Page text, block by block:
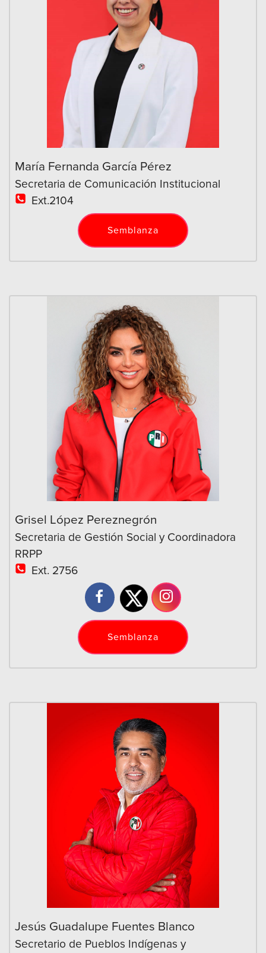
María Fernanda García Pérez
Secretaria de Comunicación Institucional
Ext.2104
Semblanza
Grisel López Pereznegrón
Secretaria de Gestión Social y Coordinadora
RRPP
Ext. 2756
Semblanza
Jesús Guadalupe Fuentes Blanco
Secretario de Pueblos Indígenas y